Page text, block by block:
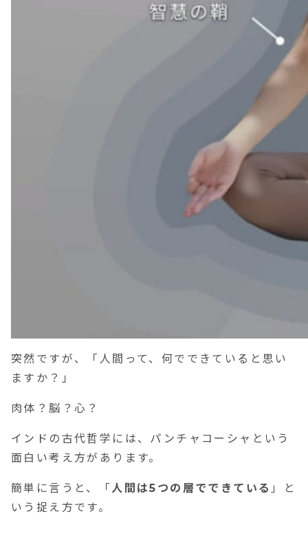
突然ですが、「人間って、何でできていると思い
ますか？」
肉体？脳？心？
インドの古代哲学には、パンチャコーシャという
面白い考え方があります。
簡単に言うと、「 人間は5つの層でできている 」と
いう捉え方です。